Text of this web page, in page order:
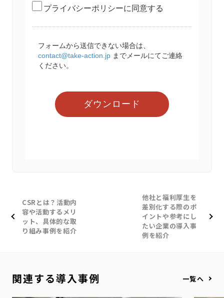
CSRとは？活動内
容や活動するメリ
ット、具体的な取
り組み事例を紹介
他社と福利厚生を
差別化する際のポ
イントや参考にし
たい企業の導入事
例を紹介
関連する導入事例 一覧へ